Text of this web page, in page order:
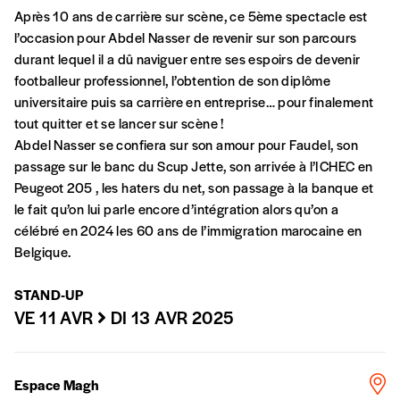
CONNEXION
Mot de passe oublié?
Créer un
compte
A partir de 2021,Imag, le magazine de
l’interculturel,vous est proposé àPRIX LIBRE.
Le prix libre est un mode de fixation du prix
par l’acheteur d’un bien ou d’un service, qui
peut être une manière pour lui de payer le prix
qu’il estime juste. Dans l’objectif de rendre nos
activités et publications accessibles, et
d’affirmer notre attachement aux valeurs de
solidarité, nous vous proposons d’estimer
vous-mêmes le coût de notre publication.
Cette valeur peut donc être inférieure, égale
ou supérieure au prix indicatif. De cette
de rédaction selon vos moyens et vos
motivations.
En pratique
Après 10 ans de carrière sur scène, ce 5ème spectacle est
l’occasion pour Abdel Nasser de revenir sur son parcours
durant lequel il a dû naviguer entre ses espoirs de devenir
footballeur professionnel, l’obtention de son diplôme
universitaire puis sa carrière en entreprise… pour finalement
tout quitter et se lancer sur scène !
Abdel Nasser se confiera sur son amour pour Faudel, son
passage sur le banc du Scup Jette, son arrivée à l’ICHEC en
Peugeot 205 , les haters du net, son passage à la banque et
le fait qu’on lui parle encore d’intégration alors qu’on a
célébré en 2024 les 60 ans de l’immigration marocaine en
Belgique.
STAND-UP
VE 11 AVR DI 13 AVR 2025
Espace Magh